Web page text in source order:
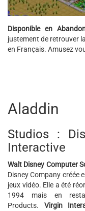
Disponible en
justement de retrouver
en Français. Amusez
Aladdin
Studios :
Interactive
Walt Disney Computer
Disney Company créée
jeux vidéo. Elle a été
1994 mais en
Products. Virgin